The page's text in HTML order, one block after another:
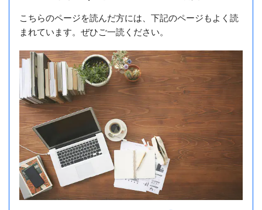
こちらのページを読んだ方には、下記のページもよく読
まれています。ぜひご一読ください。